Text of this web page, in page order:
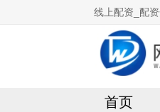
线上配资_配
首页